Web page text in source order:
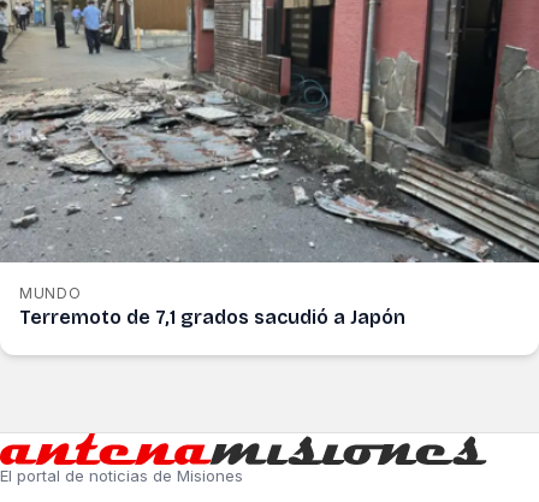
MUNDO
Terremoto de 7,1 grados sacudió a Japón
El portal de noticias de Misiones